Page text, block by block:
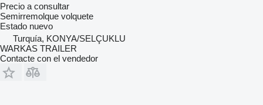
Precio a consultar
Semirremolque volquete
Estado nuevo
Turquía, KONYA/SELÇUKLU
WARKAS TRAILER
Contacte con el vendedor